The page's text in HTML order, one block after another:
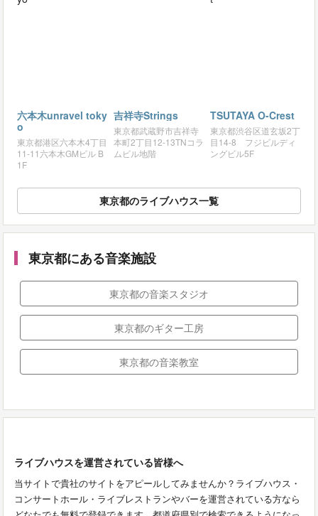
六本木unravel toky
o
東京都港区六本木4丁目
11-11六本木GMビル B
1F
吉祥寺Strings
東京都武蔵野市吉祥寺
本町2丁目12-13TNコラ
ムビル地階
TSUTAYA O-Crest
東京都渋谷区道玄坂2丁
目14-8 フジビルディ
ングビル5F
東京都のライブハウス一覧
東京都にある音楽施設
東京都の音楽スタジオ
東京都のギター工房
東京都の音楽教室
ライブハウスを運営されている皆様へ
当サイトで貴社のサイトをアピールしてみませんか？ライブハウス・
コンサートホール・ライブレストランやバーを運営されている方なら